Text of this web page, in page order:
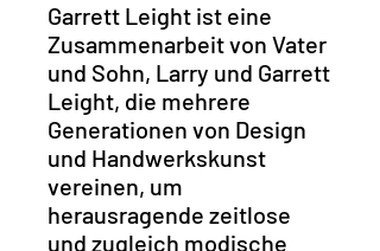
Garrett Leight ist eine
Zusammenarbeit von Vater
und Sohn, Larry und Garrett
Leight, die mehrere
Generationen von Design
und Handwerkskunst
vereinen, um
herausragende zeitlose
und zugleich modische